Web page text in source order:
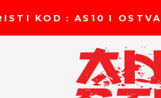
KOD : AS10 I